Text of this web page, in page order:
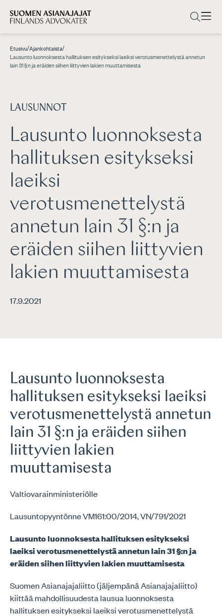
Etusivu/Ajankohtaista/
Lausunto luonnoksesta hallituksen esitykseksi laeiksi verotusmenettelystä annetun
lain 31 §:n ja eräiden siihen liittyvien lakien muuttamisesta
LAUSUNNOT
Lausunto luonnoksesta
hallituksen esitykseksi
laeiksi
verotusmenettelystä
annetun lain 31 §:n ja
eräiden siihen liittyvien
lakien muuttamisesta
17.9.2021
Lausunto luonnoksesta
hallituksen esitykseksi laeiksi
verotusmenettelystä annetun
lain 31 §:n ja eräiden siihen
liittyvien lakien
muuttamisesta
Valtiovarainministeriölle
Lausuntopyyntönne VM161:00/2014, VN/791/2021
Lausunto luonnoksesta hallituksen esitykseksi
laeiksi verotusmenettelystä annetun lain 31 §:n ja
eräiden siihen liittyvien lakien muuttamisesta
Suomen Asianajajaliitto (jäljempänä Asianajajaliitto)
kiittää mahdollisuudesta lausua luonnoksesta
hallituksen esitykseksi laeiksi verotusmenettelystä